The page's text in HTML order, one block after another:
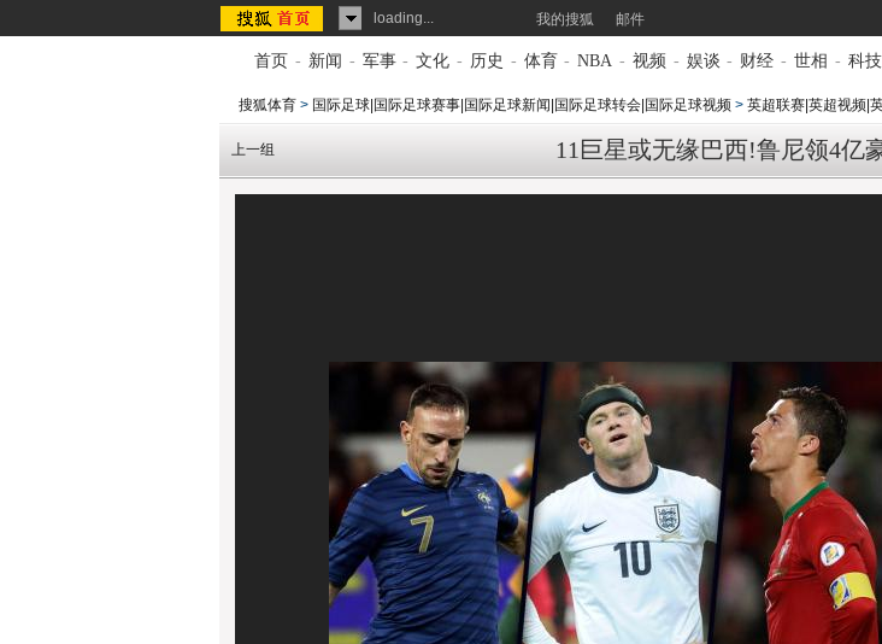
loading... 我的搜狐 邮件
首页 - 新闻 - 军事 - 文化 - 历史 - 体育 - NBA - 视频 - 娱谈 - 财经 - 世相 - 科技
搜狐体育 > 国际足球|国际足球赛事|国际足球新闻|国际足球转会|国际足球视频 > 英超联赛|英超视频|
11巨星或无缘巴西!鲁尼领4亿
上一组